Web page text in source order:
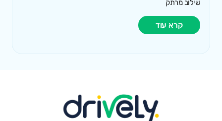
שילוב מרתק
קרא עוד